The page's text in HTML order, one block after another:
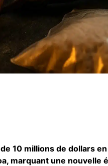
10 millions de dollars en
marquant une nouvelle